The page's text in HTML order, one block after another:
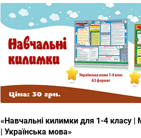
«Навчальні килимки для 1-4 класу
| Українська мова»